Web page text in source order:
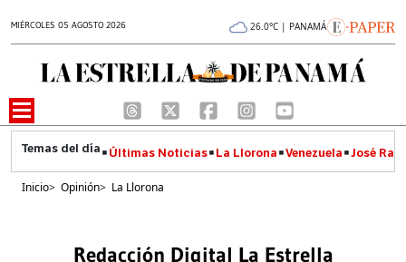
MIÉRCOLES 05 AGOSTO 2026 26.0°C | PANAMÁ
Últimas Noticias La Llorona Venezuela José
Inicio> Opinión> La Llorona
Redacción Digital La Estrella